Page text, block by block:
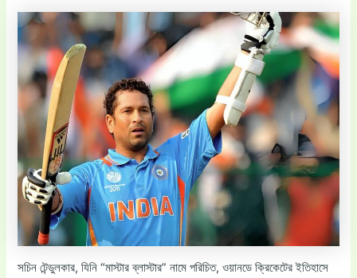
সচিন টেন্ডুলকার, যিনি “মাস্টার ব্লাস্টার” নামে পরিচিত, ওয়ানডে ক্রিকেটের ইতিহাসে